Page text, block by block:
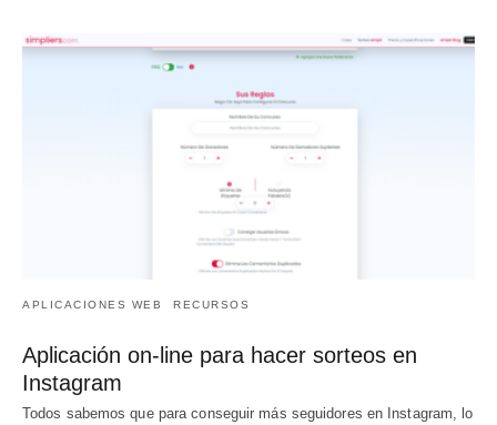
APLICACIONES WEB RECURSOS
Aplicación on-line para hacer sorteos en
Instagram
Todos sabemos que para conseguir más seguidores en Instagram, lo